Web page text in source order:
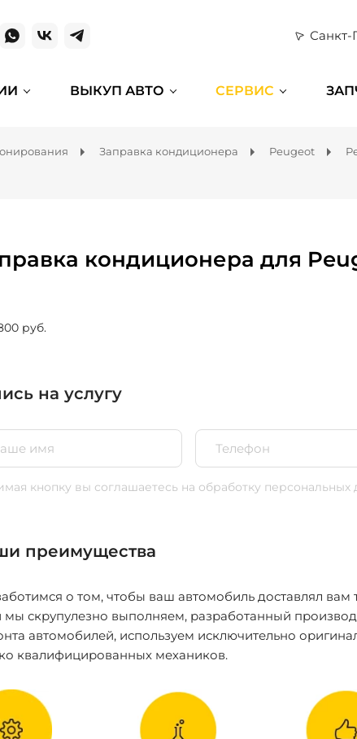
Санкт-
ВЫКУП АВТО СЕРВИС
Заправка кондиционера Peugeot
кондиционера для
руб.
на услугу
кнопку вы соглашаетесь на обработку персональных
преимущества
о том, чтобы ваш автомобиль доставлял вам
мы скрупулезно выполняем, разработанный
автомобилей, используем исключительно
квалифицированных механиков.